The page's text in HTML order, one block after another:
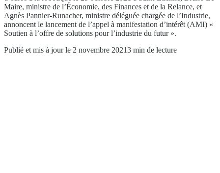
Maire, ministre de l’Économie, des Finances et de la Relance, et
Agnès Pannier-Runacher, ministre déléguée chargée de l’Industrie,
annoncent le lancement de l’appel à manifestation d’intérêt (AMI) «
Soutien à l’offre de solutions pour l’industrie du futur ».
Publié et mis à jour le 2 novembre 20213 min de lecture